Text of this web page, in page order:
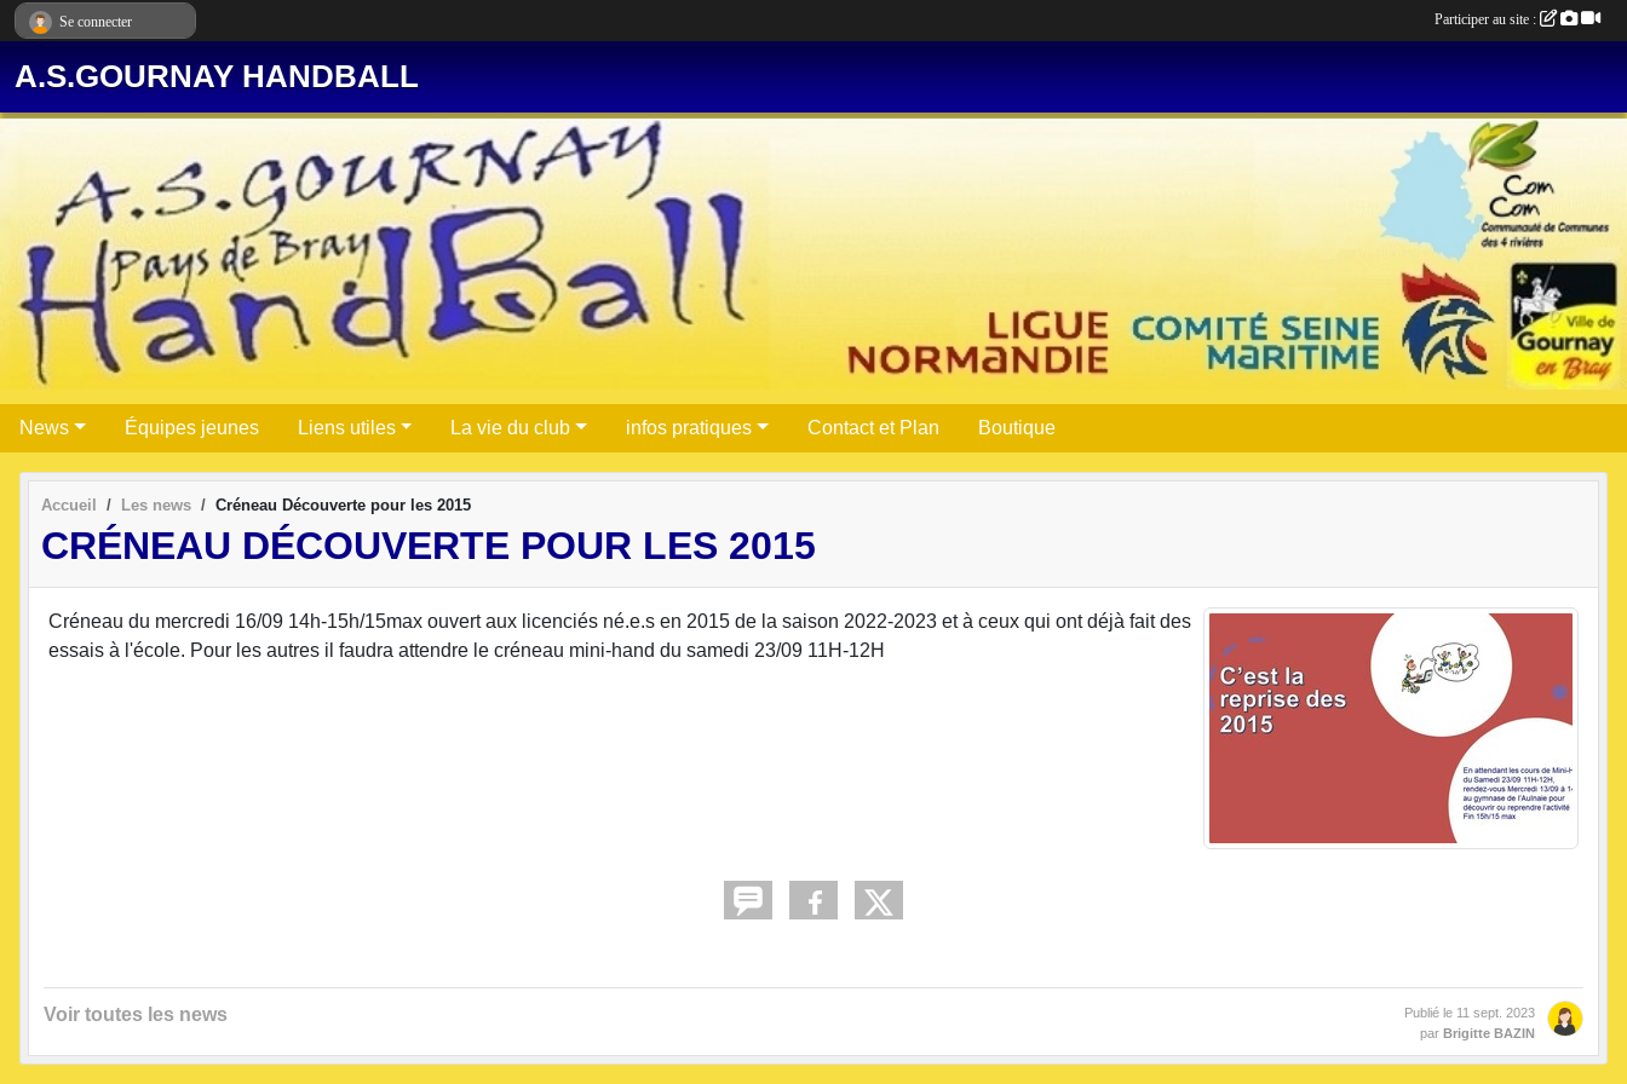
A.S.GOURNAY HANDBALL
News Équipes jeunes Liens utiles La vie du club infos pratiques Contact et Plan Boutique
Accueil Les news Créneau Découverte pour les 2015
CRÉNEAU DÉCOUVERTE POUR LES 2015
Créneau du mercredi 16/09 14h-15h/15max ouvert aux licenciés né.e.s en 2015 de la saison 2022-2023 et à ceux qui ont déjà fait des
essais à l'école. Pour les autres il faudra attendre le créneau mini-hand du samedi 23/09 11H-12H
Voir toutes les news Publié le 11 sept. 2023
par Brigitte BAZIN
Se connecter Participer au site :
Panneau de gestion des cookies